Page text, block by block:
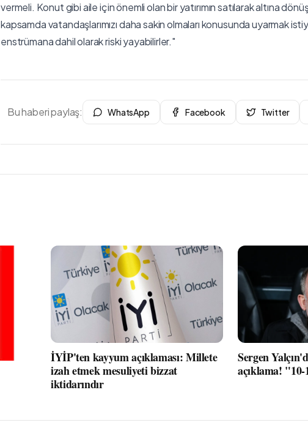
vermeli. Konut gibi aile için önemli olan bir yatırımın satılarak altına
kapsamda vatandaşlarımızı daha sakin olmaları konusunda uyarmak
enstrümana dahil olarak riski yayabilirler."
Bu haberi paylaş: WhatsApp Facebook Twitter
İYİP'ten kayyum açıklaması: Millete
izah etmek mesuliyeti bizzat
iktidarındır
Sergen
açıklama!